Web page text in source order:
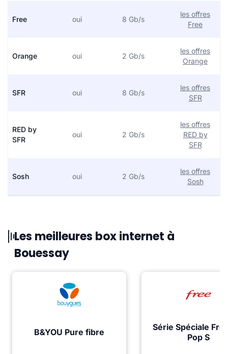
Free oui 8 Gb/s
les offres
Free
Orange oui 2 Gb/s
les offres
Orange
SFR oui 8 Gb/s
les offres
SFR
RED by
SFR
oui 2 Gb/s
les offres
RED by
SFR
Sosh oui 2 Gb/s
les offres
Sosh
Les meilleures box internet à
Bouessay
B&YOU Pure fibre
Série Spéciale
Pop S